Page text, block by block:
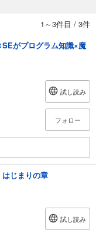
1～3件目 / 3件
がプログラム知識×魔
試し読み
フォロー
じまりの章
試し読み